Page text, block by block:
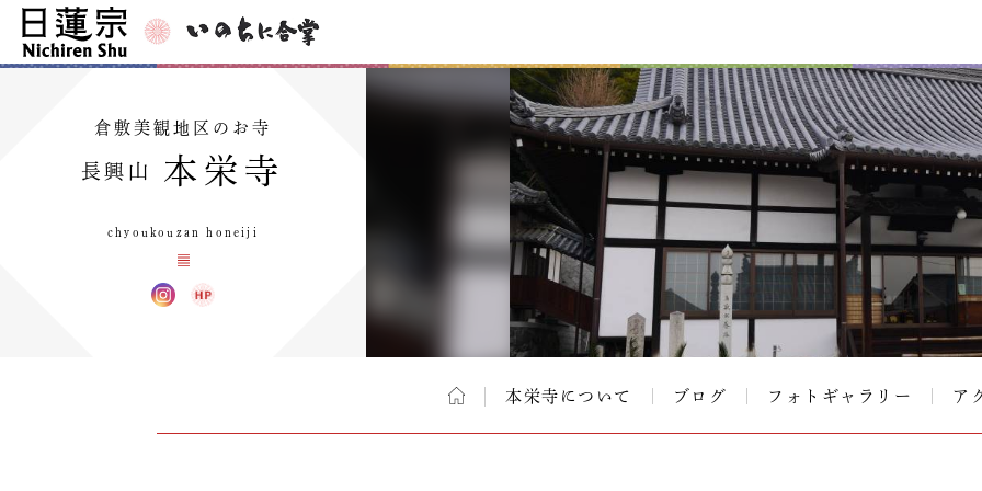
倉敷美観地区のお寺
長興山 本栄寺
chyoukouzan honeiji
本栄寺について ブログ フォトギャラリー ア